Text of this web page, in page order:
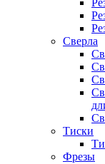
Сверла
Тиски
Фрезы